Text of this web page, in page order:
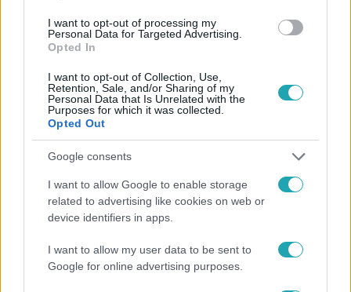
I want to opt-out of processing my
Personal Data for Targeted Advertising.
Opted In
I want to opt-out of Collection, Use,
Retention, Sale, and/or Sharing of my
Personal Data that Is Unrelated with the
Purposes for which it was collected.
Opted Out
Google consents
I want to allow Google to enable storage
related to advertising like cookies on web or
device identifiers in apps.
I want to allow my user data to be sent to
Google for online advertising purposes.
BICSKE GYERMEKOTTHON ABÚZUS
GYERMEKVÉDELEM # MA